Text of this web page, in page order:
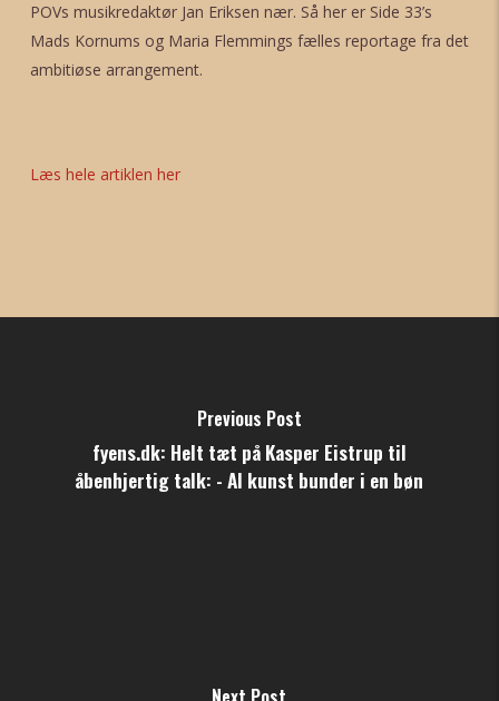
POVs musikredaktør Jan Eriksen nær. Så her er Side 33’s
Mads Kornums og Maria Flemmings fælles reportage fra det
ambitiøse arrangement.
Læs hele artiklen her
Previous Post
fyens.dk: Helt tæt på Kasper Eistrup til
åbenhjertig talk: - Al kunst bunder i en bøn